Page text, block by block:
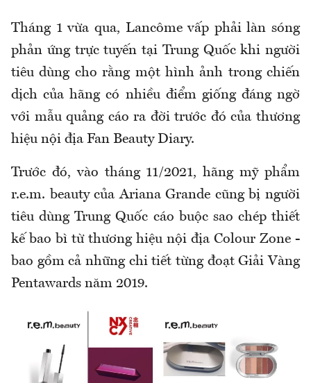
Tháng 1 vừa qua, Lancôme vấp phải làn sóng
phản ứng trực tuyến tại Trung Quốc khi người
tiêu dùng cho rằng một hình ảnh trong chiến
dịch của hãng có nhiều điểm giống đáng ngờ
với mẫu quảng cáo ra đời trước đó của thương
hiệu nội địa Fan Beauty Diary.
Trước đó, vào tháng 11/2021, hãng mỹ phẩm
r.e.m. beauty của Ariana Grande cũng bị người
tiêu dùng Trung Quốc cáo buộc sao chép thiết
kế bao bì từ thương hiệu nội địa Colour Zone -
bao gồm cả những chi tiết từng đoạt Giải Vàng
Pentawards năm 2019.